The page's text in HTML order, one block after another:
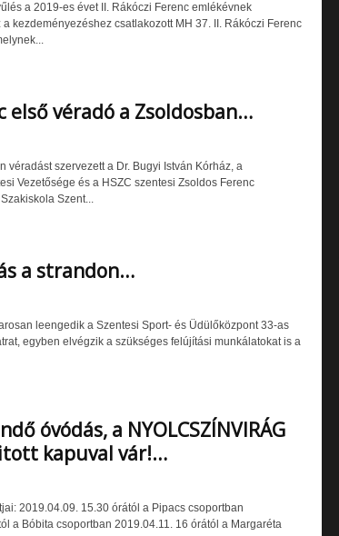
a 2019-es évet II. Rákóczi Ferenc emlékévnek
kezdeményezéshez csatlakozott MH 37. II. Rákóczi Ferenc
első véradó a Zsoldosban…
véradást szervezett a Dr. Bugyi István Kórház, a
Vezetősége és a HSZC szentesi Zsoldos Ferenc
Szent...
a strandon…
leengedik a Szentesi Sport- és Üdülőközpont 33-as
egyben elvégzik a szükséges felújítási munkálatokat is a
óvódás, a NYOLCSZÍNVIRÁG
kapuval vár!…
2019.04.09. 15.30 órától a Pipacs csoportban
a Bóbita csoportban 2019.04.11. 16 órától a Margaréta